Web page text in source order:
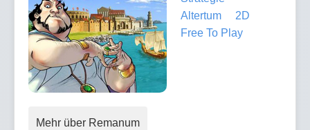
Altertum
2D
Free To Play
Mehr über Remanum